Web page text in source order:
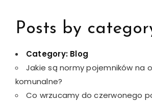
Posts by
Category: Blog
Jakie są normy pojemników na
komunalne?
Co wrzucamy do czerwonego